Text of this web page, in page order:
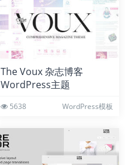
The Voux 杂志博客
WordPress主题
5638 WordPress模板